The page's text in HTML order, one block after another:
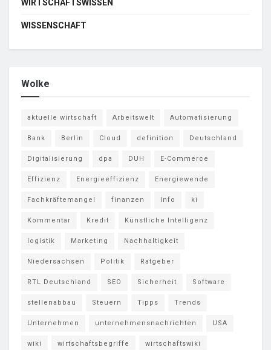
WIRTSCHAFTSWISSEN
WISSENSCHAFT
Wolke
aktuelle wirtschaft Arbeitswelt Automatisierung
Bank Berlin Cloud definition Deutschland
Digitalisierung dpa DUH E-Commerce
Effizienz Energieeffizienz Energiewende
Fachkräftemangel finanzen Info ki
Kommentar Kredit Künstliche Intelligenz
logistik Marketing Nachhaltigkeit
Niedersachsen Politik Ratgeber
RTL Deutschland SEO Sicherheit Software
stellenabbau Steuern Tipps Trends
Unternehmen unternehmensnachrichten USA
wiki wirtschaftsbegriffe wirtschaftswiki